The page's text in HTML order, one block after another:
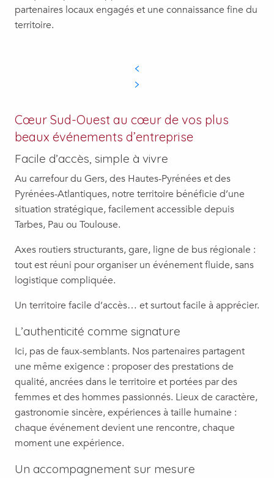
partenaires locaux engagés et une connaissance fine du
territoire.
Cœur Sud-Ouest au cœur de vos plus
beaux événements d’entreprise
Facile d’accès, simple à vivre
Au carrefour du Gers, des Hautes-Pyrénées et des
Pyrénées-Atlantiques, notre territoire bénéficie d’une
situation stratégique, facilement accessible depuis
Tarbes, Pau ou Toulouse.
Axes routiers structurants, gare, ligne de bus régionale :
tout est réuni pour organiser un événement fluide, sans
logistique compliquée.
Un territoire facile d’accès… et surtout facile à apprécier.
L’authenticité comme signature
Ici, pas de faux-semblants. Nos partenaires partagent
une même exigence : proposer des prestations de
qualité, ancrées dans le territoire et portées par des
femmes et des hommes passionnés. Lieux de caractère,
gastronomie sincère, expériences à taille humaine :
chaque événement devient une rencontre, chaque
moment une expérience.
Un accompagnement sur mesure